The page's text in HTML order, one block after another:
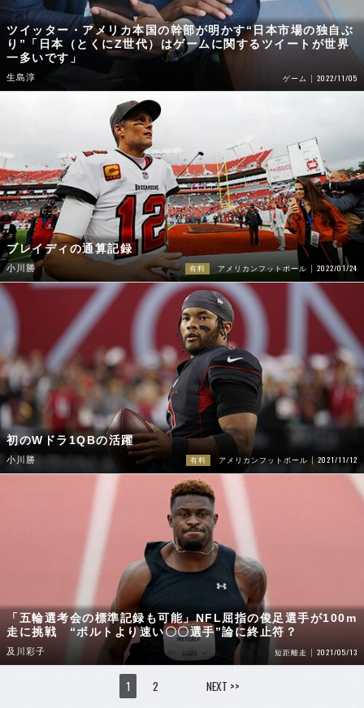
ツイッター・アメリカ本国の幹部が明かす“日本市場の独自ぶ
り”「日本（とくにZ世代）はゲームに関するツイートが世界
一多いです」
生島淳 ゲーム 2022/11/05
ブレイディの通算記録
小川勝 有料 アメリカンフットボール 2022/01/24
初のWドラ1QBの活躍
小川勝 有料 アメリカンフットボール 2021/11/12
「五輪選考会の標準記録も可能」NFL屈指の俊足選手が100m
走に挑戦 “ボルトより速い〇〇選手”論に終止符？
及川彩子 短距離走 2021/05/13
1 2 NEXT >>